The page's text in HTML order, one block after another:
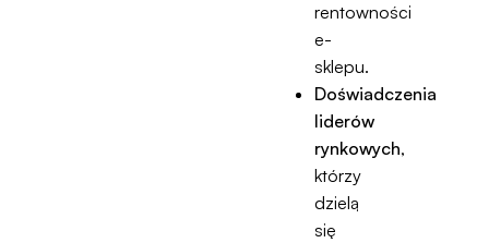
rentowności
e-
sklepu.
Doświadczenia
liderów
rynkowych,
którzy
dzielą
się